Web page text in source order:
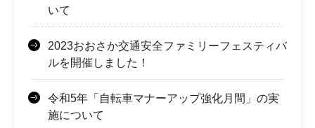
いて
2023おおさか交通安全ファミリーフェスティバ
ルを開催しました！
令和5年「自転車マナーアップ強化月間」の実
施について